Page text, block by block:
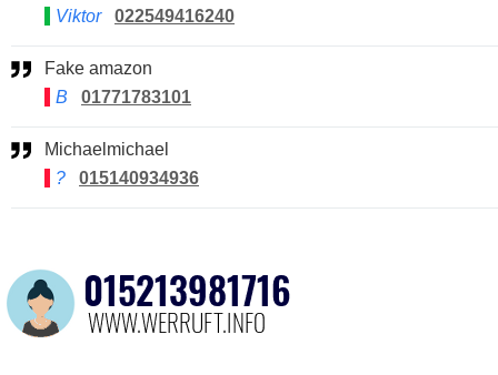
Viktor
022549416240
Fake amazon
B
01771783101
Michaelmichael
?
015140934936